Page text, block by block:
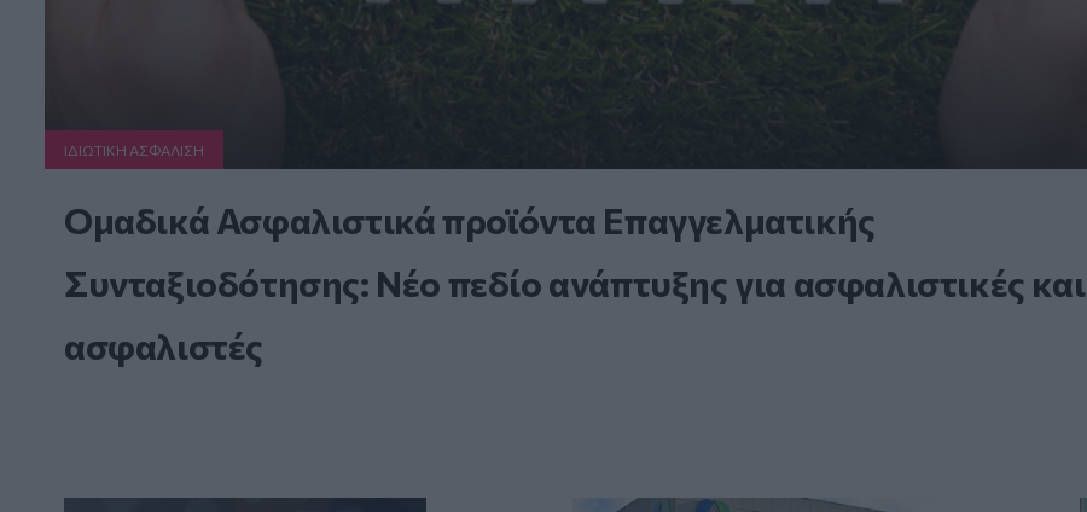
ΙΔΙΩΤΙΚΗ ΑΣΦAΛΙΣΗ
Ομαδικά Ασφαλιστικά προϊόντα Επαγγελματικής
Συνταξιοδότησης: Νέο πεδίο ανάπτυξης για ασφαλιστικές και
ασφαλιστές